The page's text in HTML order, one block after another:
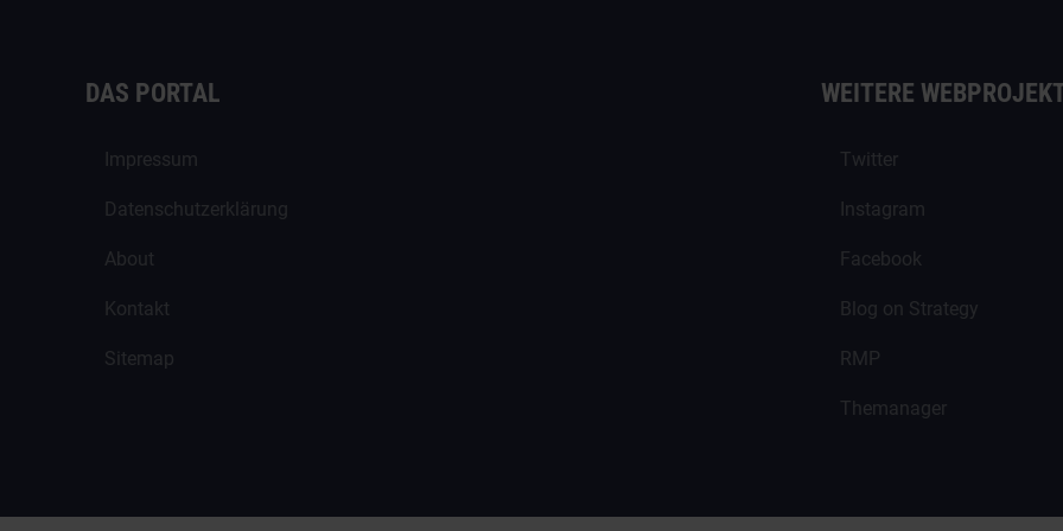
DAS PORTAL
Impressum
Datenschutzerklärung
About
Kontakt
Sitemap
WEITERE
Twitter
Instagram
Facebook
Blog on Strategy
RMP
Themanager